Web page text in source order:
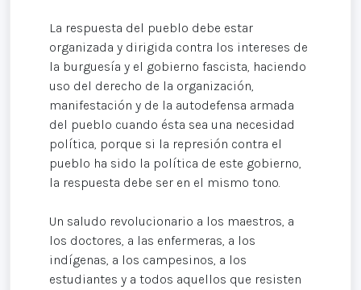
La respuesta del pueblo debe estar
organizada y dirigida contra los intereses de
la burguesía y el gobierno fascista, haciendo
uso del derecho de la organización,
manifestación y de la autodefensa armada
del pueblo cuando ésta sea una necesidad
política, porque si la represión contra el
pueblo ha sido la política de este gobierno,
la respuesta debe ser en el mismo tono.
Un saludo revolucionario a los maestros, a
los doctores, a las enfermeras, a los
indígenas, a los campesinos, a los
estudiantes y a todos aquellos que resisten